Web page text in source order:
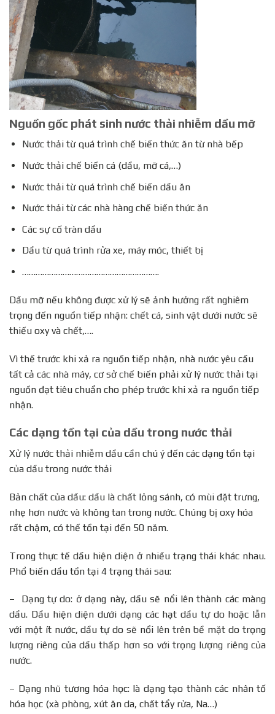
Nguồn gốc phát sinh nước thải nhiễm dầu mỡ
Nước thải từ quá trình chế biến thức ăn từ nhà bếp
Nước thải chế biến cá (dầu, mỡ cá,…)
Nước thải từ quá trình chế biến dầu ăn
Nước thải từ các nhà hàng chế biến thức ăn
Các sự cố tràn dầu
Dầu từ quá trình rửa xe, máy móc, thiết bị
…………………………………………………….
Dầu mỡ nếu không được xử lý sẽ ảnh hưởng rất nghiêm
trọng đến nguồn tiếp nhận: chết cá, sinh vật dưới nước sẽ
thiếu oxy và chết,….
Vì thế trước khi xả ra nguồn tiếp nhận, nhà nước yêu cầu
tất cả các nhà máy, cơ sở chế biến phải xử lý nước thải tại
nguồn đạt tiêu chuẩn cho phép trước khi xả ra nguồn tiếp
nhận.
Các dạng tồn tại của dầu trong nước thải
Xử lý nước thải nhiễm dầu cần chú ý đến các dạng tồn tại
của dầu trong nước thải
Bản chất của dầu: dầu là chất lỏng sánh, có mùi đặt trưng,
nhẹ hơn nước và không tan trong nước. Chúng bị oxy hóa
rất chậm, có thế tồn tại đến 50 năm.
Trong thực tế dầu hiện diện ở nhiều trạng thái khác nhau.
Phổ biến dầu tồn tại 4 trạng thái sau:
– Dạng tự do: ở dạng này, dầu sẽ nổi lên thành các màng
dầu. Dầu hiện diện dưới dạng các hạt dầu tự do hoặc lẫn
với một ít nước, dầu tự do sẽ nổi lên trên bề mặt do trọng
lượng riêng của dầu thấp hơn so với trọng lượng riêng của
nước.
– Dạng nhũ tương hóa học: là dạng tạo thành các nhân tố
hóa học (xà phòng, xút ăn da, chất tẩy rửa, Na…)